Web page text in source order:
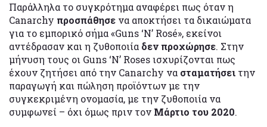
Παράλληλα το συγκρότημα αναφέρει πως όταν η
Canarchy προσπάθησε να αποκτήσει τα δικαιώματα
για το εμπορικό σήμα «Guns ‘N’ Rosé», εκείνοι
αντέδρασαν και η ζυθοποιία δεν προχώρησε. Στην
μήνυση τους οι Guns ‘N’ Roses ισχυρίζονται πως
έχουν ζητήσει από την Canarchy να σταματήσει την
παραγωγή και πώληση προϊόντων με την
συγκεκριμένη ονομασία, με την ζυθοποιία να
συμφωνεί – όχι όμως πριν τον Μάρτιο του 2020.